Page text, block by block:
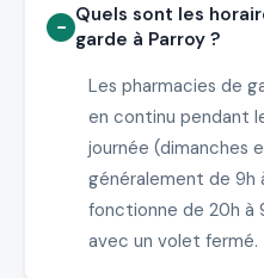
Quels sont les
garde à Parroy ?
Les pharmacies de
en continu pendant
journée (dimanches
généralement de 9h
fonctionne de 20h à
avec un volet fermé.